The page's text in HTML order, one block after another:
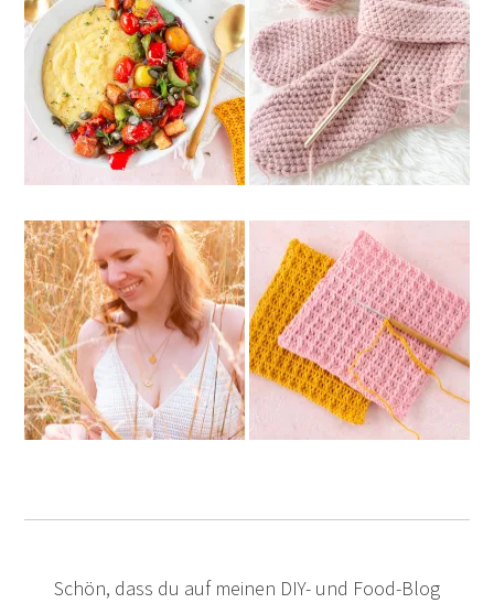
Schön, dass du auf meinen DIY- und Food-Blog